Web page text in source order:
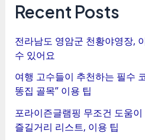
Recent Posts
전라남도 영암군 천황야영장,
수 있어요
여행 고수들이 추천하는 필수
똥집 골목” 이용 팁
포라이즌글램핑 무조건 도움
즐길거리 리스트, 이용 팁